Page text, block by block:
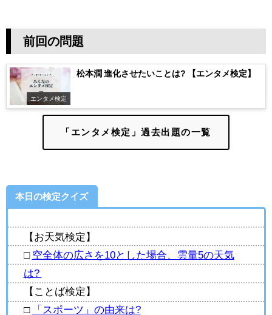
前回の問題
エンタメ検定
松本潤 進化させたいことは? 【エンタメ検定】
「エンタメ検定」過去出題の一覧
本日の検定クイズ
【お天気検定】
□ 空全体の広さを10とした場合、雲量5の天気
は?
【ことば検定】
□
「スポーツ」の由来は?